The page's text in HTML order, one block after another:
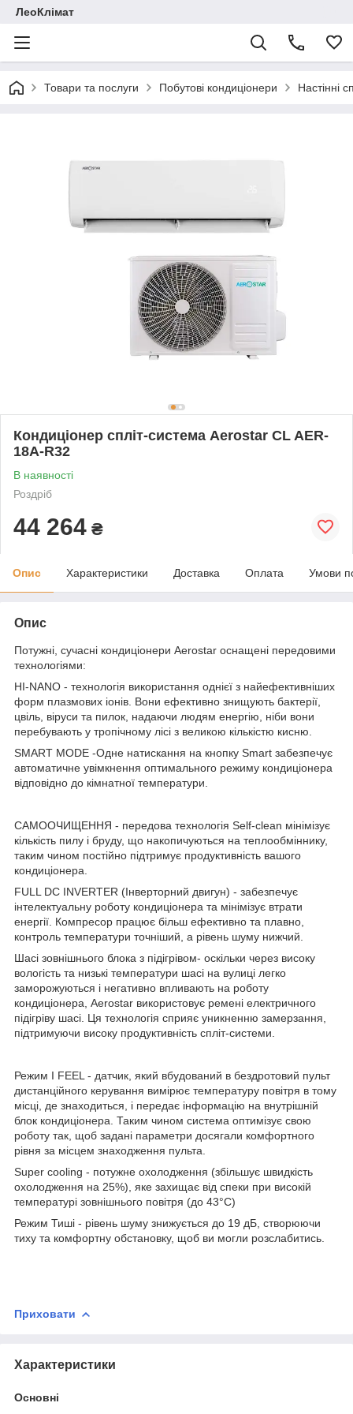
ЛеоКлімат
Товари та послуги Побутові кондиціонери Настінні
Кондиціонер спліт-система Aerostar CL AER-
18A-R32
В наявності
Роздріб
44 264 ₴
Опис Характеристики Доставка Оплата Умови
Опис
Потужні, сучасні кондиціонери Aerostar оснащені передовими
технологіями:
HI-NANO - технологія використання однієї з найефективніших
форм плазмових іонів. Вони ефективно знищують бактерії,
цвіль, віруси та пилок, надаючи людям енергію, ніби вони
перебувають у тропічному лісі з великою кількістю кисню.
SMART MODE -Одне натискання на кнопку Smart забезпечує
автоматичне увімкнення оптимального режиму кондиціонера
відповідно до кімнатної температури.
САМООЧИЩЕННЯ - передова технологія Self-clean мінімізує
кількість пилу і бруду, що накопичуються на теплообміннику,
таким чином постійно підтримує продуктивність вашого
кондиціонера.
FULL DC INVERTER (Інверторний двигун) - забезпечує
інтелектуальну роботу кондиціонера та мінімізує втрати
енергії. Компресор працює більш ефективно та плавно,
контроль температури точніший, а рівень шуму нижчий.
Шасі зовнішнього блока з підігрівом- оскільки через високу
вологість та низькі температури шасі на вулиці легко
заморожуються і негативно впливають на роботу
кондиціонера, Aerostar використовує ремені електричного
підігріву шасі. Ця технологія сприяє уникненню замерзання,
підтримуючи високу продуктивність спліт-системи.
Режим I FEEL - датчик, який вбудований в бездротовий пульт
дистанційного керування вимірює температуру повітря в тому
місці, де знаходиться, і передає інформацію на внутрішній
блок кондиціонера. Таким чином система оптимізує свою
роботу так, щоб задані параметри досягали комфортного
рівня за місцем знаходження пульта.
Super cooling - потужне охолодження (збільшує швидкість
охолодження на 25%), яке захищає від спеки при високій
температурі зовнішнього повітря (до 43°С)
Режим Тиші - рівень шуму знижується до 19 дБ, створюючи
тиху та комфортну обстановку, щоб ви могли розслабитись.
Приховати
Характеристики
Основні